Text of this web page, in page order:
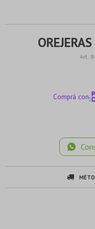
Comprá con